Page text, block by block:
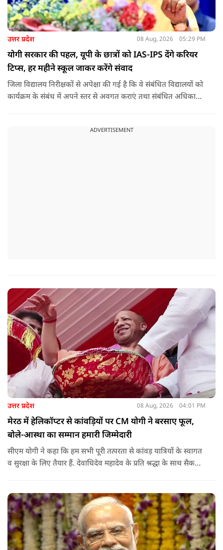
उत्तर प्रदेश 08 Aug, 2026 05:29 PM
योगी सरकार की पहल, यूपी के छात्रों को IAS-IPS देंगे करियर
टिप्स, हर महीने स्कूल जाकर करेंगे संवाद
जिला विद्यालय निरीक्षकों से अपेक्षा की गई है कि वे संबंधित विद्यालयों को
कार्यक्रम के संबंध में अपने स्तर से अवगत कराएं तथा संबंधित अधिकारी
मुख्य सचिव, माध्यमिक शिक्षा, पार्थ सारथी सेन शर्मा ने बताया कि मुख्य
ADVERTISEMENT
उत्तर प्रदेश 08 Aug, 2026 04:01 PM
मेरठ में हेलिकॉप्टर से कांवड़ियों पर CM योगी ने बरसाए फूल,
बोले-आस्था का सम्मान हमारी जिम्मेदारी
सीएम योगी ने कहा कि हम सभी पूरी तत्परता से कांवड़ यात्रियों के स्वागत
व सुरक्षा के लिए तैयार हैं. देवाधिदेव महादेव के प्रति श्रद्धा के साथ सैकड़ों
पात, क्षेत्र व प्रांत की सीमाओं से ऊपर उठकर उनकी हर श्वांस शिव के नाम
है.